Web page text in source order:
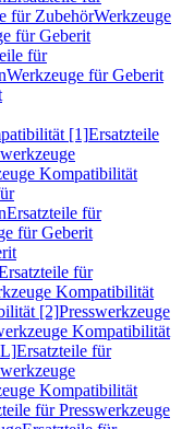
für ZubehörWerkzeuge
für Geberit
für
Werkzeuge für Geberit
[1]Ersatzteile
Kompatibilität
Ersatzteile für
für Geberit
für
Kompatibilität
[2]Presswerkzeuge
Kompatibilität
Ersatzteile für
Kompatibilität
für Presswerkzeuge